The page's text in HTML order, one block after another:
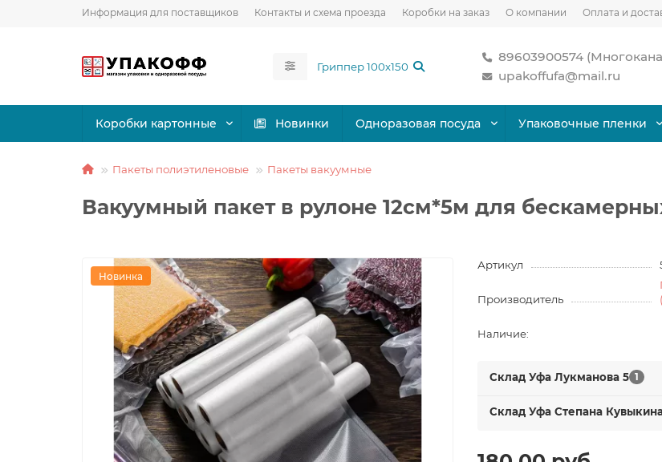
Информация для поставщиков Контакты и схема проезда Коробки на заказ О компании Оплата и
89603900574
upakoffufa@mail.ru
Коробки картонные Новинки Одноразовая посуда Упаковочные пленки
Пакеты полиэтиленовые Пакеты вакуумные
Вакуумный пакет в рулоне 12см*5м для
Новинка
Артикул
Производитель
Наличие:
Склад Уфа Лукманова 5 1
Склад Уфа Степана